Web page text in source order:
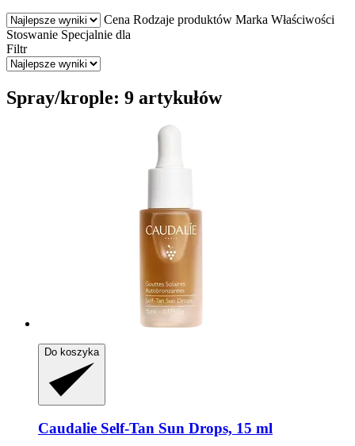
Cena Rodzaje produktów Marka Właściwości
Stoswanie Specjalnie dla
Filtr
Spray/krople: 9 artykułów
Do koszyka
Caudalie Self-​Tan Sun Drops, 15 ml